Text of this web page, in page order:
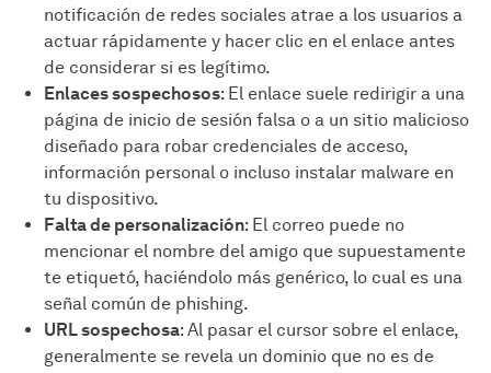
notificación de redes sociales atrae a los usuarios a
actuar rápidamente y hacer clic en el enlace antes
de considerar si es legítimo.
Enlaces sospechosos: El enlace suele redirigir a una
página de inicio de sesión falsa o a un sitio malicioso
diseñado para robar credenciales de acceso,
información personal o incluso instalar malware en
tu dispositivo.
Falta de personalización: El correo puede no
mencionar el nombre del amigo que supuestamente
te etiquetó, haciéndolo más genérico, lo cual es una
señal común de phishing.
URL sospechosa: Al pasar el cursor sobre el enlace,
generalmente se revela un dominio que no es de